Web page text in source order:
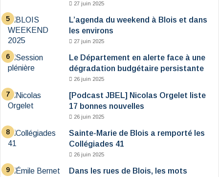
27 juin 2025
L’agenda du weekend à Blois et dans
les environs
27 juin 2025
Le Département en alerte face à une
dégradation budgétaire persistante
26 juin 2025
[Podcast JBEL] Nicolas Orgelet liste
17 bonnes nouvelles
26 juin 2025
Sainte-Marie de Blois a remporté les
Collégiades 41
26 juin 2025
Dans les rues de Blois, les mots